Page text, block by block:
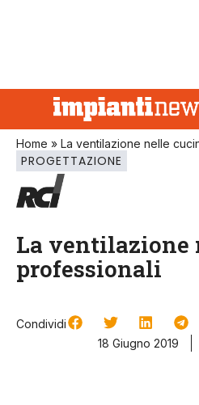
Home » La ventilazione nelle
PROGETTAZIONE
La ventilazione
professionali
Condividi
18 Giugno 2019